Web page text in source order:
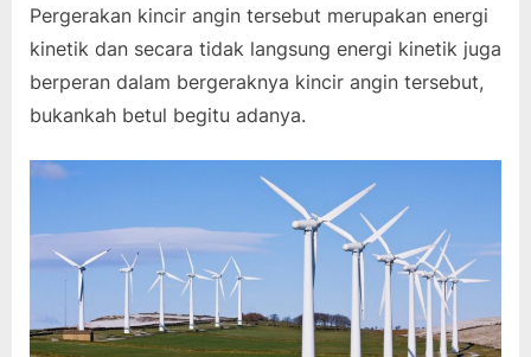
Pergerakan kincir angin tersebut merupakan energi
kinetik dan secara tidak langsung energi kinetik juga
berperan dalam bergeraknya kincir angin tersebut,
bukankah betul begitu adanya.